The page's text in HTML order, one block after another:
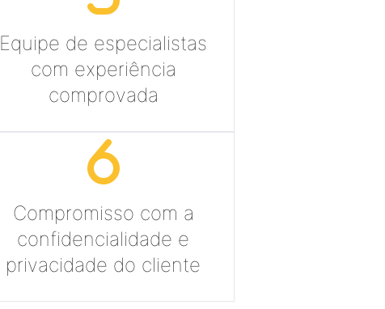
Equipe de especialistas
com experiência
comprovada
Compromisso com a
confidencialidade e
privacidade do cliente